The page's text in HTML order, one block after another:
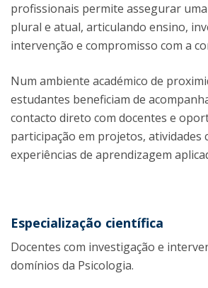
profissionais permite assegurar
plural e atual, articulando ensino,
intervenção e compromisso com a
Num ambiente académico de
estudantes beneficiam de
contacto direto com docentes e
participação em projetos, atividades
experiências de aprendizagem
Especialização científica
Docentes com investigação e
domínios da Psicologia.